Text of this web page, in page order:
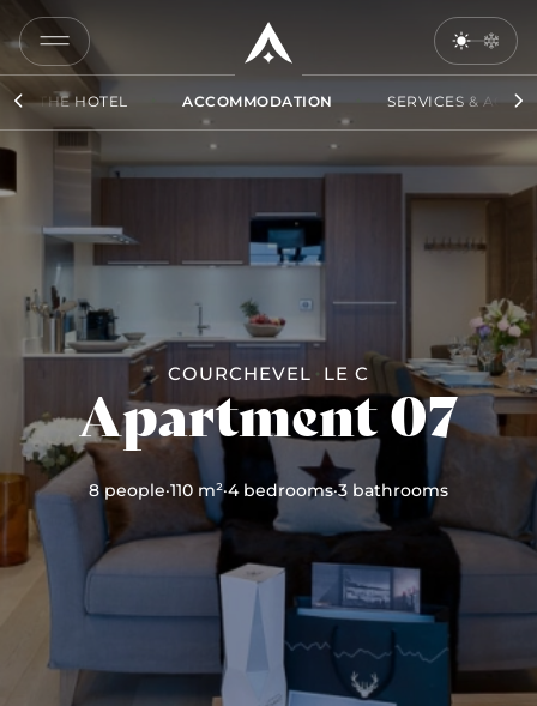
THE HOTEL ACCOMMODATION SERVICES &
COURCHEVEL LE C
Apartment 07
8 people·110 m²·4 bedrooms·3 bathrooms
COPY
LINK
SEND